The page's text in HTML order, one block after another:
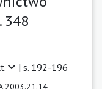
348
| s. 192-196